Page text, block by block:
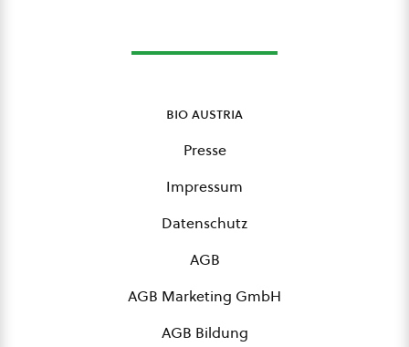
bio austria
Presse
Impressum
Datenschutz
AGB
AGB Marketing GmbH
AGB Bildung